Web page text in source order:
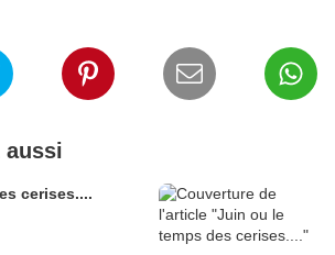
aussi
cerises....